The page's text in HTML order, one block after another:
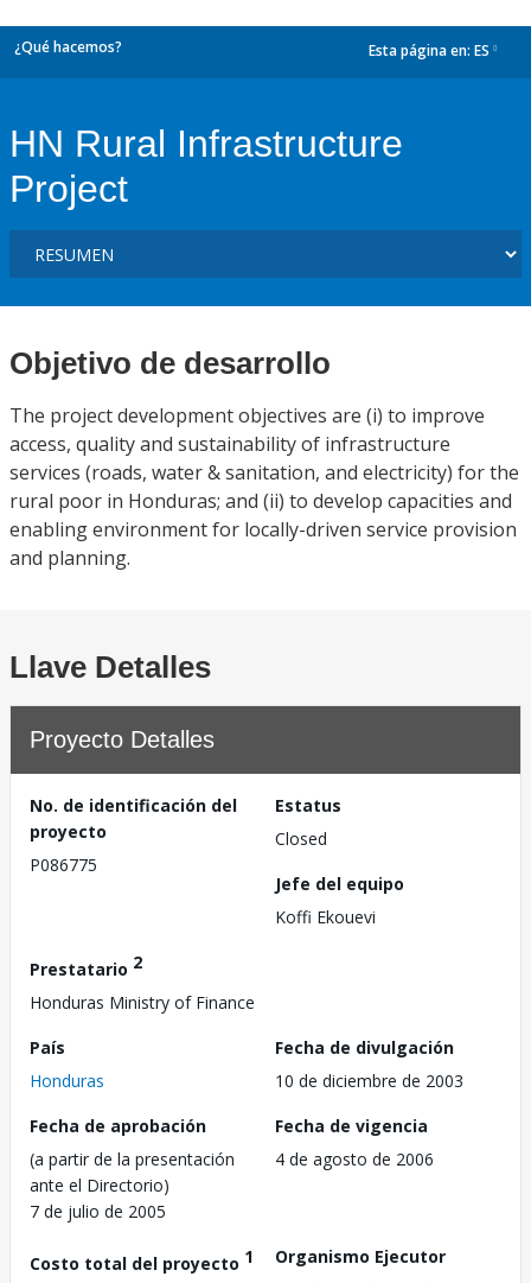
¿Qué hacemos? Esta página en: ES
HN Rural Infrastructure
Project
Objetivo de desarrollo
The project development objectives are (i) to improve
access, quality and sustainability of infrastructure
services (roads, water & sanitation, and electricity) for the
rural poor in Honduras; and (ii) to develop capacities and
enabling environment for locally-driven service provision
and planning.
Llave Detalles
Proyecto Detalles
No. de identificación del
proyecto
P086775
Estatus
Closed
Jefe del equipo
Koffi Ekouevi
Prestatario 2
Honduras Ministry of Finance
País
Honduras
Fecha de divulgación
10 de diciembre de 2003
Fecha de aprobación
(a partir de la presentación
ante el Directorio)
7 de julio de 2005
Fecha de vigencia
4 de agosto de 2006
Costo total del proyecto 1
Organismo Ejecutor